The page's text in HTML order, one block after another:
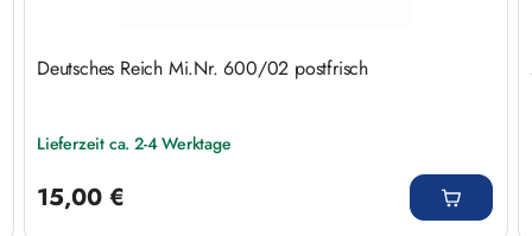
Deutsches Reich Mi.Nr. 600/02 postfrisch
Lieferzeit ca. 2-4 Werktage
15,00 €